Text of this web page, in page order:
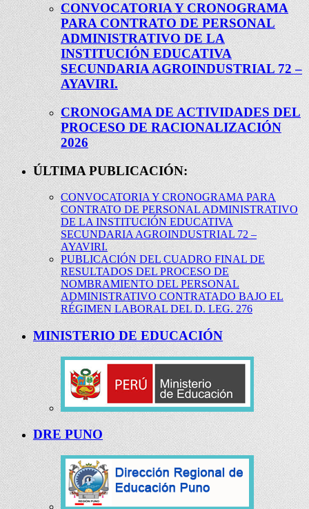
CONVOCATORIA Y CRONOGRAMA
PARA CONTRATO DE PERSONAL
ADMINISTRATIVO DE LA
INSTITUCIÓN EDUCATIVA
SECUNDARIA AGROINDUSTRIAL 72 –
AYAVIRI.
CRONOGAMA DE ACTIVIDADES DEL
PROCESO DE RACIONALIZACIÓN
2026
ÚLTIMA PUBLICACIÓN:
CONVOCATORIA Y CRONOGRAMA PARA
CONTRATO DE PERSONAL ADMINISTRATIVO
DE LA INSTITUCIÓN EDUCATIVA
SECUNDARIA AGROINDUSTRIAL 72 –
AYAVIRI.
PUBLICACIÓN DEL CUADRO FINAL DE
RESULTADOS DEL PROCESO DE
NOMBRAMIENTO DEL PERSONAL
ADMINISTRATIVO CONTRATADO BAJO EL
RÉGIMEN LABORAL DEL D. LEG. 276
MINISTERIO DE EDUCACIÓN
DRE PUNO